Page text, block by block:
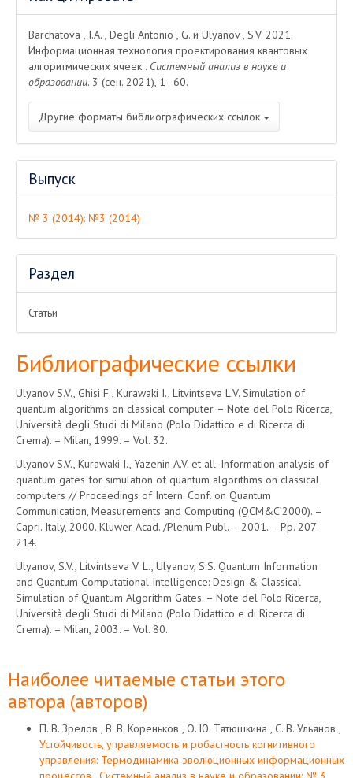
о статье
Barchatova , I.A. , Degli Antonio , G. и Ulyanov , S.V. 2021.
Информационная технология проектирования квантовых
алгоритмических ячеек . Системный анализ в науке и
образовании. 3 (сен. 2021), 1–60.
Другие форматы библиографических ссылок
Выпуск
№ 3 (2014): №3 (2014)
Раздел
Статьи
Библиографические ссылки
Ulyanov S.V., Ghisi F., Kurawaki I., Litvintseva L.V. Simulation of
quantum algorithms on classical computer. – Note del Polo Ricerca,
Università degli Studi di Milano (Polo Didattico e di Ricerca di
Crema). – Milan, 1999. – Vol. 32.
Ulyanov S.V., Kurawaki I., Yazenin A.V. et all. Information analysis of
quantum gates for simulation of quantum algorithms on classical
computers // Proceedings of Intern. Conf. on Quantum
Communication, Measurements and Computing (QCM&C’2000). –
Capri. Italy, 2000. Kluwer Acad. /Plenum Publ. – 2001. – Pр. 207-
214.
Ulyanov, S.V., Litvintseva V. L., Ulyanov, S.S. Quantum Information
and Quantum Computational Intelligence: Design & Classical
Simulation of Quantum Algorithm Gates. – Note del Polo Ricerca,
Università degli Studi di Milano (Polo Didattico e di Ricerca di
Crema). – Milan, 2003. – Vol. 80.
Наиболее читаемые статьи этого
автора (авторов)
П. В. Зрелов , В. В. Кореньков , О. Ю. Тятюшкина , С. В. Ульянов ,
Устойчивость, управляемость и робастность когнитивного
управления: Термодинамика эволюционных информационных